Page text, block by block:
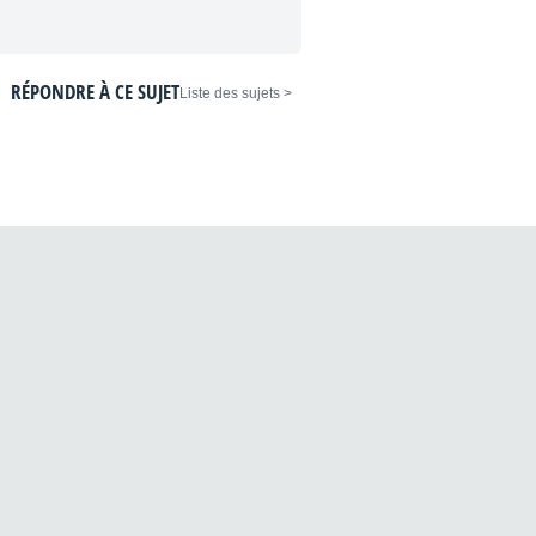
< Liste des sujets
RÉPONDRE À CE SUJET